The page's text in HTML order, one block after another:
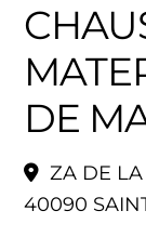
DE
ZA DE
40090